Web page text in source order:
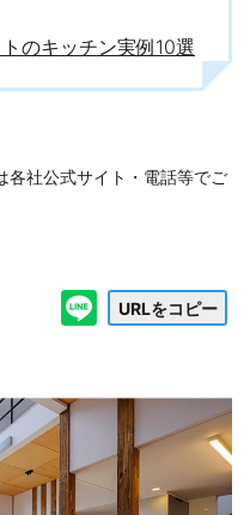
のキッチン実例10選
各社公式サイト・電話等でご
URLをコピー